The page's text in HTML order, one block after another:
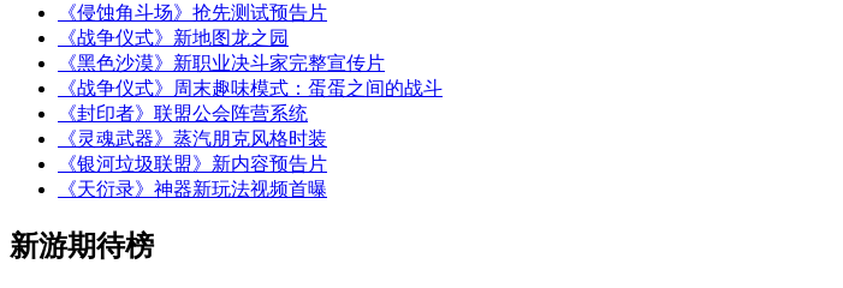
《侵蚀角斗场》抢先测试预告片
《战争仪式》新地图龙之园
《黑色沙漠》新职业决斗家完整宣传片
《战争仪式》周末趣味模式：蛋蛋之间的战斗
《封印者》联盟公会阵营系统
《灵魂武器》蒸汽朋克风格时装
《银河垃圾联盟》新内容预告片
《天衍录》神器新玩法视频首曝
新游期待榜